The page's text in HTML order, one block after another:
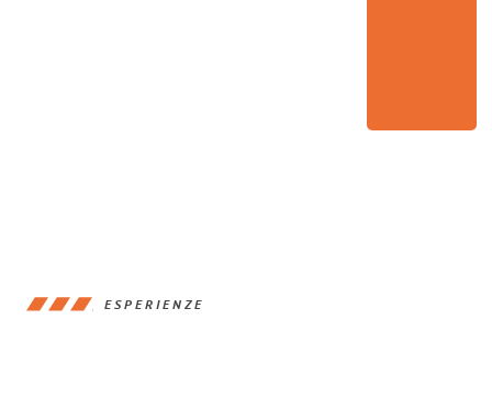
ESPERIENZE